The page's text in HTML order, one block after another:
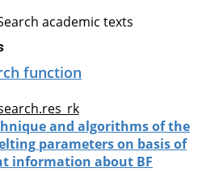
academic texts
function
and algorithms of the
parameters on basis of
information about BF